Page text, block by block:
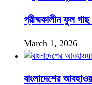
গ্রীষ্মকালীন ফুল
March 1, 2026
বাংলাদেশের